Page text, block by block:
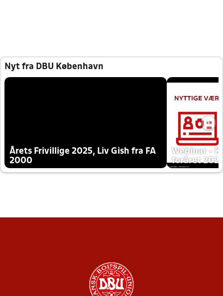
Nyt fra DBU København
Årets Frivillige 2025, Liv Gish fra FA
2000
Webinar -
foråret